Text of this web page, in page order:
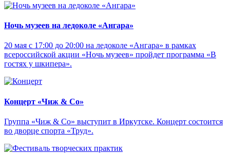
Ночь музеев на ледоколе «Ангара»
20 мая с 17:00 до 20:00 на ледоколе «Ангара» в рамках
всероссийской акции «Ночь музеев» пройдет программа «В
гостях у шкипера».
Концерт «Чиж & Cо»
Группа «Чиж & Co» выступит в Иркутске. Концерт состоится
во дворце спорта «Труд».